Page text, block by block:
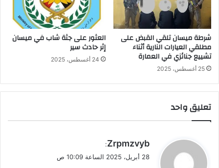
شرطة ميسان تلقي القبض على
مطلقي العيارات النارية أثناء
تشييع جنائزي في العمارة
25 أغسطس، 2025
العثور على جثة شاب في ميسان
إثر حادث سير
24 أغسطس، 2025
تعليق واحد
ي
Zrpmzvyb
:
28 أبريل، 2025 الساعة 10:09 ص